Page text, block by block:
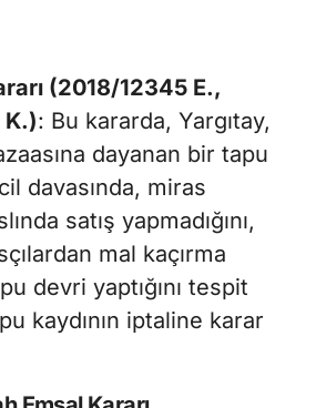
(2018/12345 E.,
: Bu kararda, Yargıtay,
dayanan bir tapu
davasında, miras
satış yapmadığını,
mal kaçırma
devri yaptığını tespit
kaydının iptaline karar